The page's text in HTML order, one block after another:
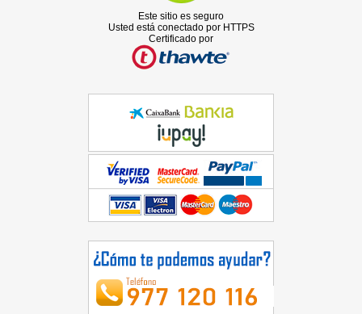
Este sitio es seguro
Usted está conectado por HTTPS
Certificado por